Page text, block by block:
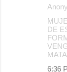
DE
6:36